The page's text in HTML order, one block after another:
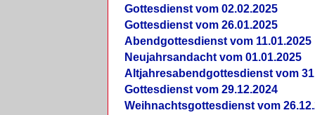
Gottesdienst vom 02.02.2025
Gottesdienst vom 26.01.2025
Abendgottesdienst vom 11.01.2025
Neujahrsandacht vom 01.01.2025
Altjahresabendgottesdienst vom
Gottesdienst vom 29.12.2024
Weihnachtsgottesdienst vom